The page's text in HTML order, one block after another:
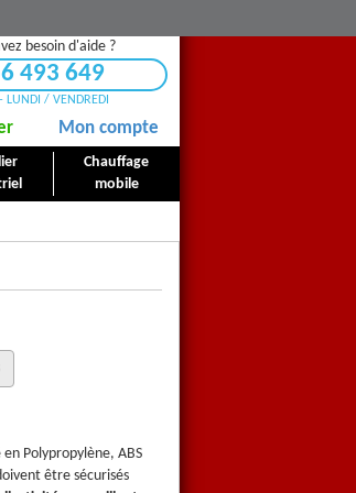
besoin d'aide ?
493 649
LUNDI / VENDREDI
Mon compte
Chauffage
mobile
Polypropylène, ABS
être sécurisés